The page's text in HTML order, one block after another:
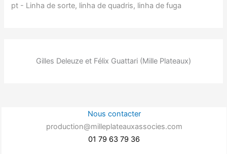
pt - Linha de sorte, linha de quadris, linha de fuga
Gilles Deleuze et Félix Guattari (Mille Plateaux)
Nous contacter
production@milleplateauxassocies.com
01 79 63 79 36